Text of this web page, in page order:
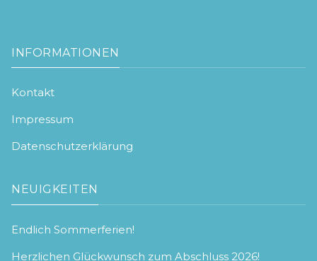
INFORMATIONEN
Kontakt
Impressum
Datenschutzerklärung
NEUIGKEITEN
Endlich Sommerferien!
Herzlichen Glückwunsch zum Abschluss 2026!